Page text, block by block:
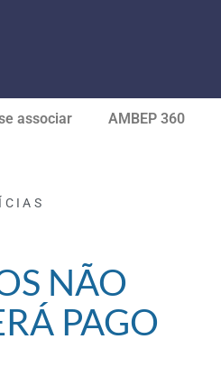
associar AMBEP 360
NÃO
PAGO